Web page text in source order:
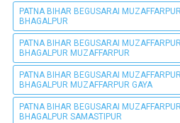
PATNA BIHAR BEGUSARAI
BHAGALPUR
PATNA BIHAR BEGUSARAI
BHAGALPUR MUZAFFARPUR
PATNA BIHAR BEGUSARAI
BHAGALPUR MUZAFFARPUR GAYA
PATNA BIHAR BEGUSARAI
BHAGALPUR SAMASTIPUR